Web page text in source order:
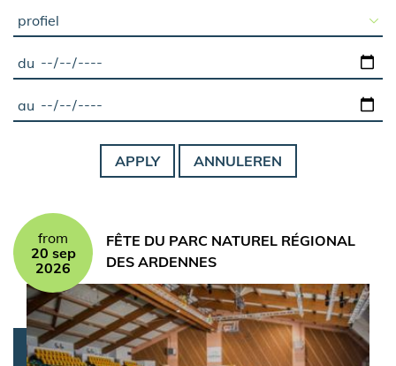
du
au
from
20 sep
2026
FÊTE DU PARC NATUREL RÉGIONAL
DES ARDENNES